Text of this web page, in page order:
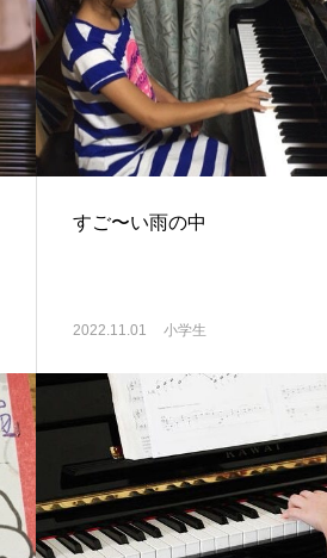
すご〜い雨の中
2022.11.01 小学生